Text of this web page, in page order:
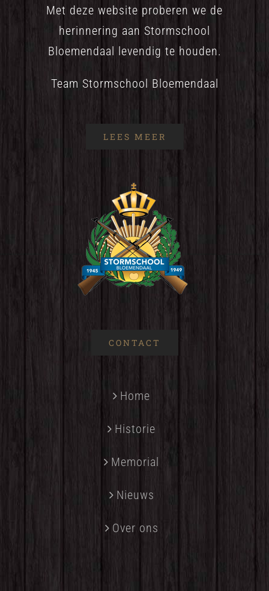
Met deze website proberen we de
herinnering aan Stormschool
Bloemendaal levendig te houden.
Team Stormschool Bloemendaal
LEES MEER
CONTACT
Home
Historie
Memorial
Nieuws
Over ons